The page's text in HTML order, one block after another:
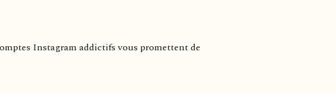
Instagram addictifs vous promettent de